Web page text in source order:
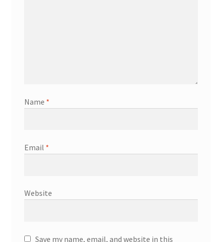
Name *
Email *
Website
Save my name, email, and website in this